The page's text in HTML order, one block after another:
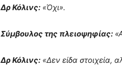
Δρ Κόλινς: «Όχι».
Σύμβουλος της πλειοψηφίας:
Δρ Κόλινς: «Δεν είδα στοιχεία,